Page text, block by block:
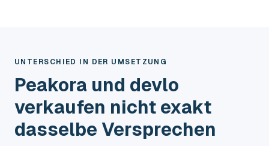
UNTERSCHIED IN DER UMSETZUNG
Peakora und devlo
verkaufen nicht exakt
dasselbe Versprechen